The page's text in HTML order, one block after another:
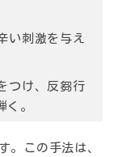
い刺激を与え
つけ、反芻行
。
。この手法は、